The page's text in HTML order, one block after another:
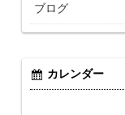
ブログ
カレンダー